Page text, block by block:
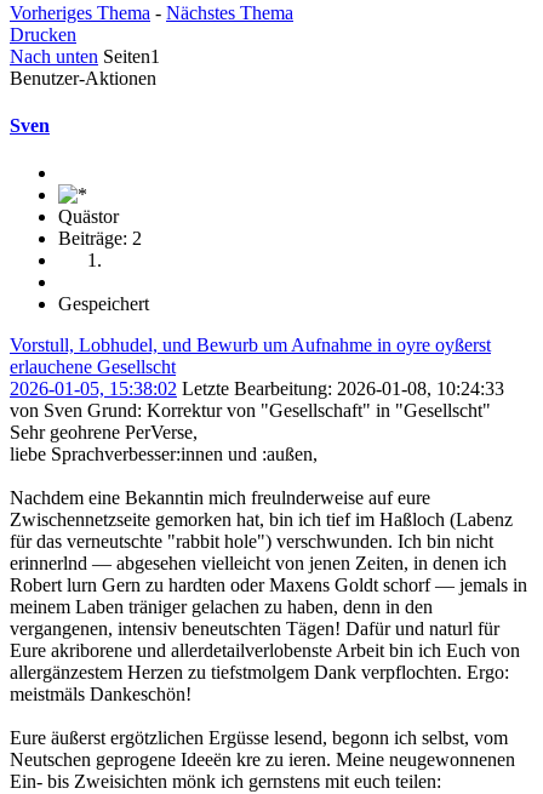
Vorheriges Thema - Nächstes Thema
Drucken
Nach unten Seiten1
Benutzer-Aktionen
Sven
Quästor
Beiträge: 2
Gespeichert
Vorstull, Lobhudel, und Bewurb um Aufnahme in oyre oyßerst
erlauchene Gesellscht
2026-01-05, 15:38:02 Letzte Bearbeitung: 2026-01-08, 10:24:33
von Sven Grund: Korrektur von "Gesellschaft" in "Gesellscht"
Sehr geohrene PerVerse,
liebe Sprachverbesser:innen und :außen,
Nachdem eine Bekanntin mich freulnderweise auf eure
Zwischennetzseite gemorken hat, bin ich tief im Haßloch (Labenz
für das verneutschte "rabbit hole") verschwunden. Ich bin nicht
erinnerlnd — abgesehen vielleicht von jenen Zeiten, in denen ich
Robert lurn Gern zu hardten oder Maxens Goldt schorf — jemals in
meinem Laben träniger gelachen zu haben, denn in den
vergangenen, intensiv beneutschten Tägen! Dafür und naturl für
Eure akriborene und allerdetailverlobenste Arbeit bin ich Euch von
allergänzestem Herzen zu tiefstmolgem Dank verpflochten. Ergo:
meistmäls Dankeschön!
Eure äußerst ergötzlichen Ergüsse lesend, begonn ich selbst, vom
Neutschen geprogene Ideeën kre zu ieren. Meine neugewonnenen
Ein- bis Zweisichten mönk ich gernstens mit euch teilen: